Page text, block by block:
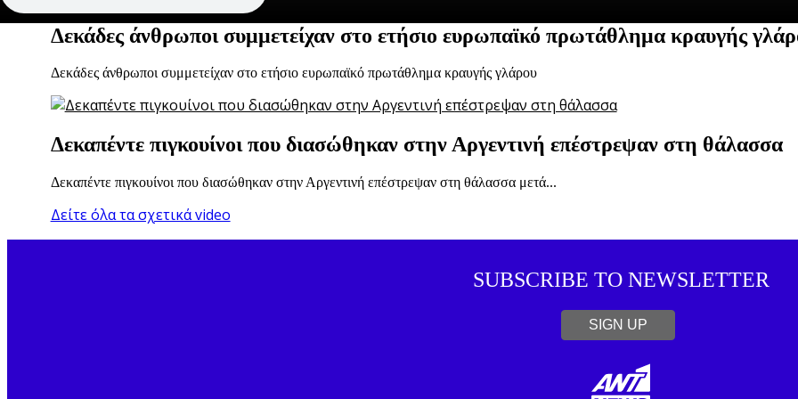
Δεκάδες άνθρωποι συμμετείχαν στο ετήσιο ευρωπαϊκό πρωτάθλημα κραυγής
Δεκάδες άνθρωποι συμμετείχαν στο ετήσιο ευρωπαϊκό πρωτάθλημα κραυγής γλάρου
Δεκαπέντε πιγκουίνοι που διασώθηκαν στην Αργεντινή επέστρεψαν στη θάλασσα
Δεκαπέντε πιγκουίνοι που διασώθηκαν στην Αργεντινή επέστρεψαν στη θάλασσα μετά...
Δείτε όλα τα σχετικά video
SUBSCRIBE TO NEWSLETTER
SIGN UP